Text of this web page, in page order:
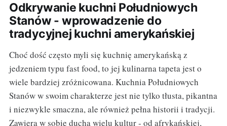
Odkrywanie kuchni Południowych
Stanów - wprowadzenie do
tradycyjnej kuchni amerykańskiej
Choć dość często myli się kuchnię amerykańską z
jedzeniem typu fast food, to jej kulinarna tapeta jest o
wiele bardziej zróżnicowana. Kuchnia Południowych
Stanów w swoim charakterze jest nie tylko tłusta, pikantna
i niezwykle smaczna, ale również pełna historii i tradycji.
Zawiera w sobie ducha wielu kultur - od afrykańskiej,